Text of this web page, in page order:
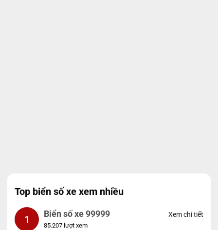
Top biển số xe xem nhiều
1 Biển số xe 99999
85.207 lượt xem
Xem chi tiết